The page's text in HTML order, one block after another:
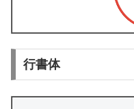
行書体